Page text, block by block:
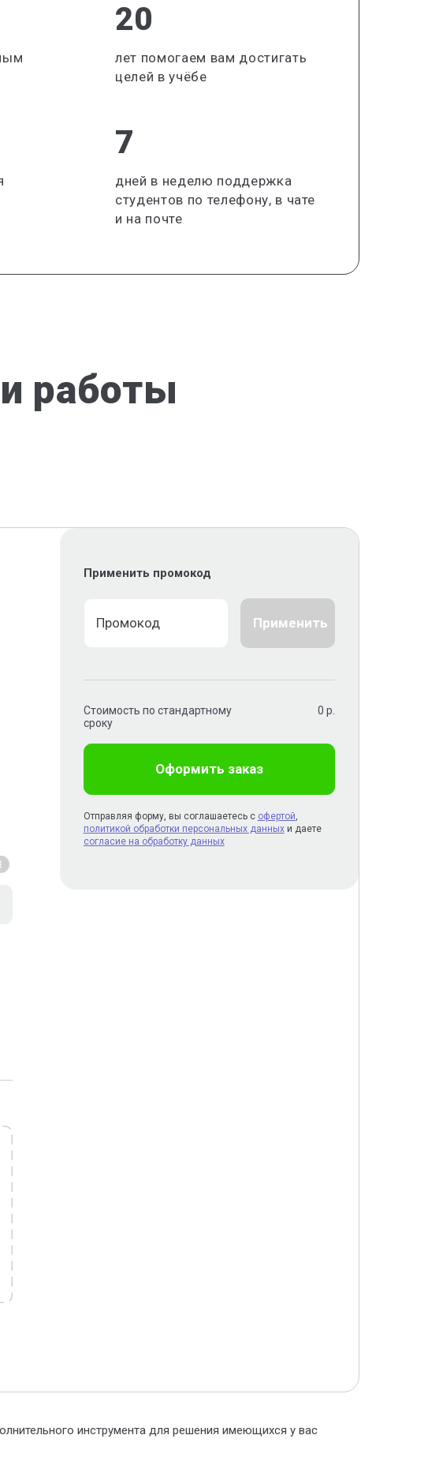
20
лет помогаем вам достигать
целей в учёбе
7
дней в неделю поддержка
студентов по телефону, в чате
и на почте
работы
Применить промокод
Применить
Стоимость по стандартному
сроку
0 р.
Оформить заказ
Отправляя форму, вы соглашаетесь с офертой,
политикой обработки персональных данныхи даете
согласие на обработку данных
инструмента для решения имеющихся у вас